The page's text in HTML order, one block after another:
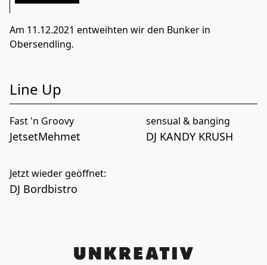
Am 11.12.2021 entweihten wir den Bunker in
Obersendling.
Line Up
Fast 'n Groovy
JetsetMehmet
sensual & banging
DJ KANDY KRUSH
Jetzt wieder geöffnet:
DJ Bordbistro